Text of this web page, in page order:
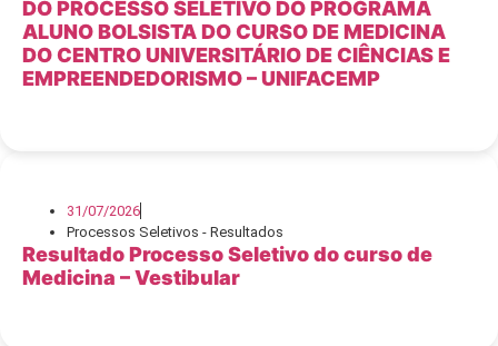
DO PROCESSO SELETIVO DO PROGRAMA
ALUNO BOLSISTA DO CURSO DE MEDICINA
DO CENTRO UNIVERSITÁRIO DE CIÊNCIAS E
EMPREENDEDORISMO – UNIFACEMP
31/07/2026
Processos Seletivos - Resultados
Resultado Processo Seletivo do curso de
Medicina – Vestibular